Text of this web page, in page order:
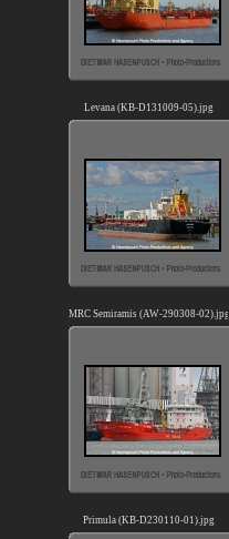
Levana (KB-D131009-05).jpg
MRC Semiramis (AW-290308-02).jpg
Primula (KB-D230110-01).jpg